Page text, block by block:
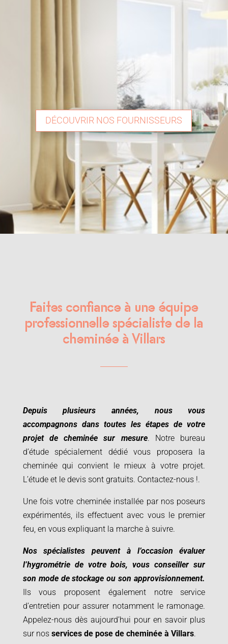
DÉCOUVRIR NOS FOURNISSEURS
Faites confiance à une équipe
professionnelle spécialiste de la
cheminée à Villars
Depuis plusieurs années, nous vous
accompagnons dans toutes les étapes de votre
projet de cheminée sur mesure. Notre bureau
d’étude spécialement dédié vous proposera la
cheminée qui convient le mieux à votre projet.
L’étude et le devis sont gratuits. Contactez-nous!.
Une fois votre cheminée installée par nos poseurs
expérimentés, ils effectuent avec vous le premier
feu, en vous expliquant la marche à suivre.
Nos spécialistes peuvent à l’occasion évaluer
l’hygrométrie de votre bois, vous conseiller sur
son mode de stockage ou son approvisionnement.
Ils vous proposent également notre service
d’entretien pour assurer notamment le ramonage.
Appelez-nous dès aujourd’hui pour en savoir plus
sur nos services de pose de cheminée à Villars.